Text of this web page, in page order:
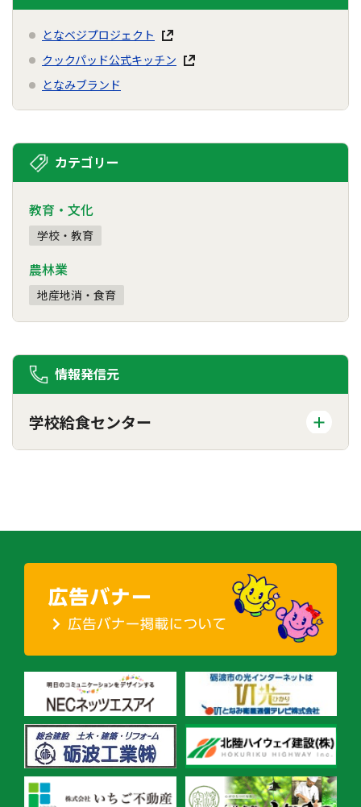
となベジプロジェクト
クックパッド公式キッチン
となみブランド
カテゴリー
教育・文化
学校・教育
農林業
地産地消・食育
情報発信元
学校給食センター